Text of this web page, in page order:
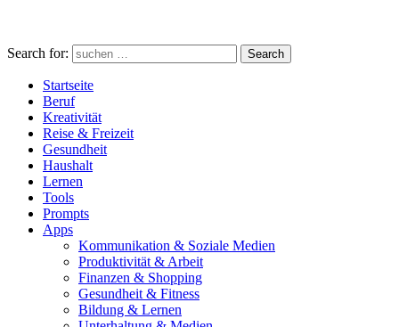
Search for: Search
Startseite
Beruf
Kreativität
Reise & Freizeit
Gesundheit
Haushalt
Lernen
Tools
Prompts
Apps
Kommunikation & Soziale Medien
Produktivität & Arbeit
Finanzen & Shopping
Gesundheit & Fitness
Bildung & Lernen